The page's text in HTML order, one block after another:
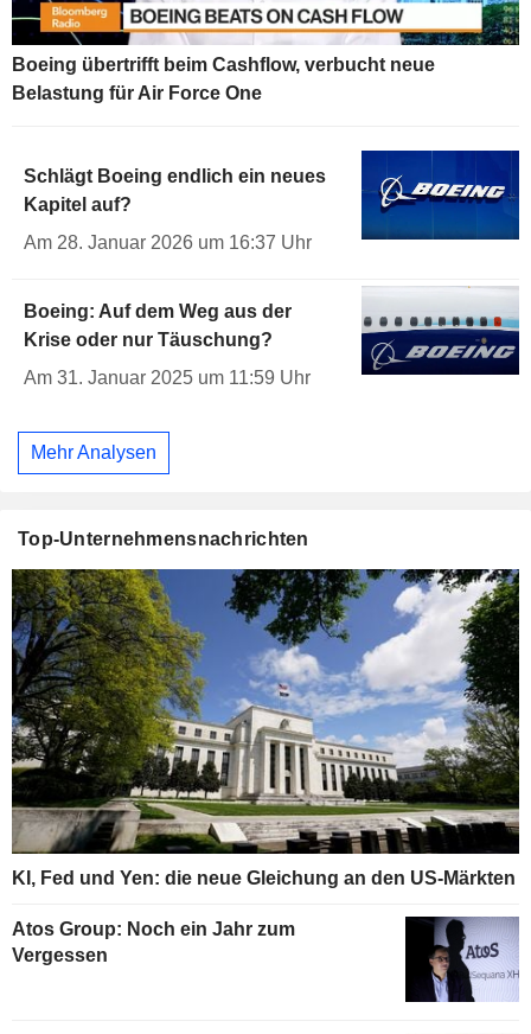
Boeing übertrifft beim Cashflow, verbucht neue
Belastung für Air Force One
Schlägt Boeing endlich ein neues
Kapitel auf?
Am 28. Januar 2026 um 16:37 Uhr
Boeing: Auf dem Weg aus der
Krise oder nur Täuschung?
Am 31. Januar 2025 um 11:59 Uhr
Mehr Analysen
Top-Unternehmensnachrichten
KI, Fed und Yen: die neue Gleichung an den US-Märkten
Atos Group: Noch ein Jahr zum
Vergessen